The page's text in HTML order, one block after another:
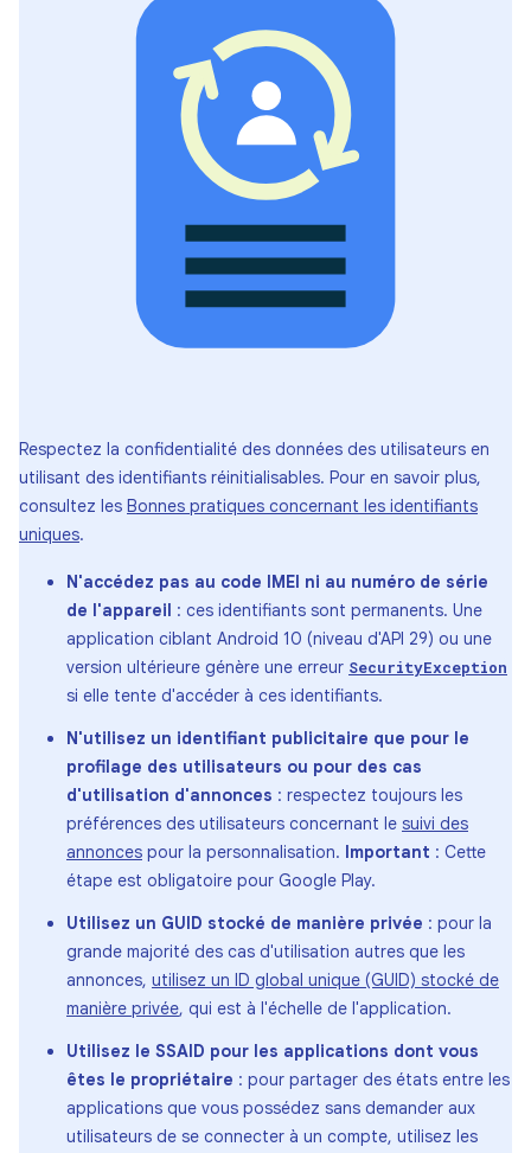
Respectez la confidentialité des données des utilisateurs en
utilisant des identifiants réinitialisables. Pour en savoir plus,
consultez les Bonnes pratiques concernant les identifiants
uniques.
N'accédez pas au code IMEI ni au numéro de série
de l'appareil : ces identifiants sont permanents. Une
application ciblant Android 10 (niveau d'API 29) ou une
version ultérieure génère une erreur SecurityException
si elle tente d'accéder à ces identifiants.
N'utilisez un identifiant publicitaire que pour le
profilage des utilisateurs ou pour des cas
d'utilisation d'annonces : respectez toujours les
préférences des utilisateurs concernant le suivi des
annonces pour la personnalisation. Important : Cette
étape est obligatoire pour Google Play.
Utilisez un GUID stocké de manière privée : pour la
grande majorité des cas d'utilisation autres que les
annonces, utilisez un ID global unique (GUID) stocké de
manière privée, qui est à l'échelle de l'application.
Utilisez le SSAID pour les applications dont vous
êtes le propriétaire : pour partager des états entre les
applications que vous possédez sans demander aux
utilisateurs de se connecter à un compte, utilisez les